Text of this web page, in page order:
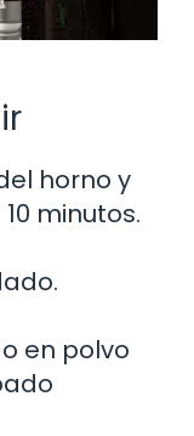
horno y
minutos.
en polvo